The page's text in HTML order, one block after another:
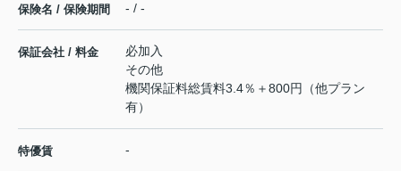
保険名 / 保険期間 - / -
保証会社 / 料金
必加入
その他
機関保証料総賃料3.4％＋800円（他プラン
有）
特優賃 -